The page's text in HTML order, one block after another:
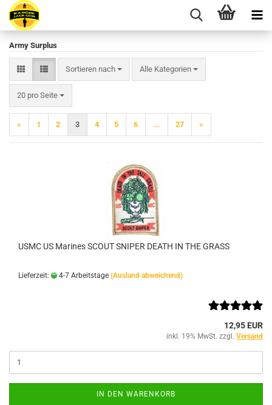
Army Surplus
Sortieren nach
Sortieren nach Alle Kategorien
20 pro Seite
pro Seite
« 1 2 3 4 5 6 ... 27 »
USMC US Marines SCOUT SNIPER DEATH IN THE GRASS
Lieferzeit: 4-7 Arbeitstage (Ausland abweichend)
12,95 EUR
inkl. 19% MwSt. zzgl. Versand
IN DEN WARENKORB